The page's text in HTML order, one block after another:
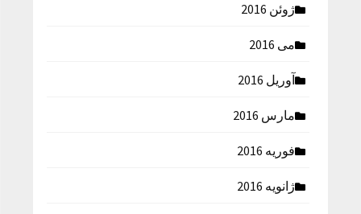
ژوئن 2016
می 2016
آوریل 2016
مارس 2016
فوریه 2016
ژانویه 2016